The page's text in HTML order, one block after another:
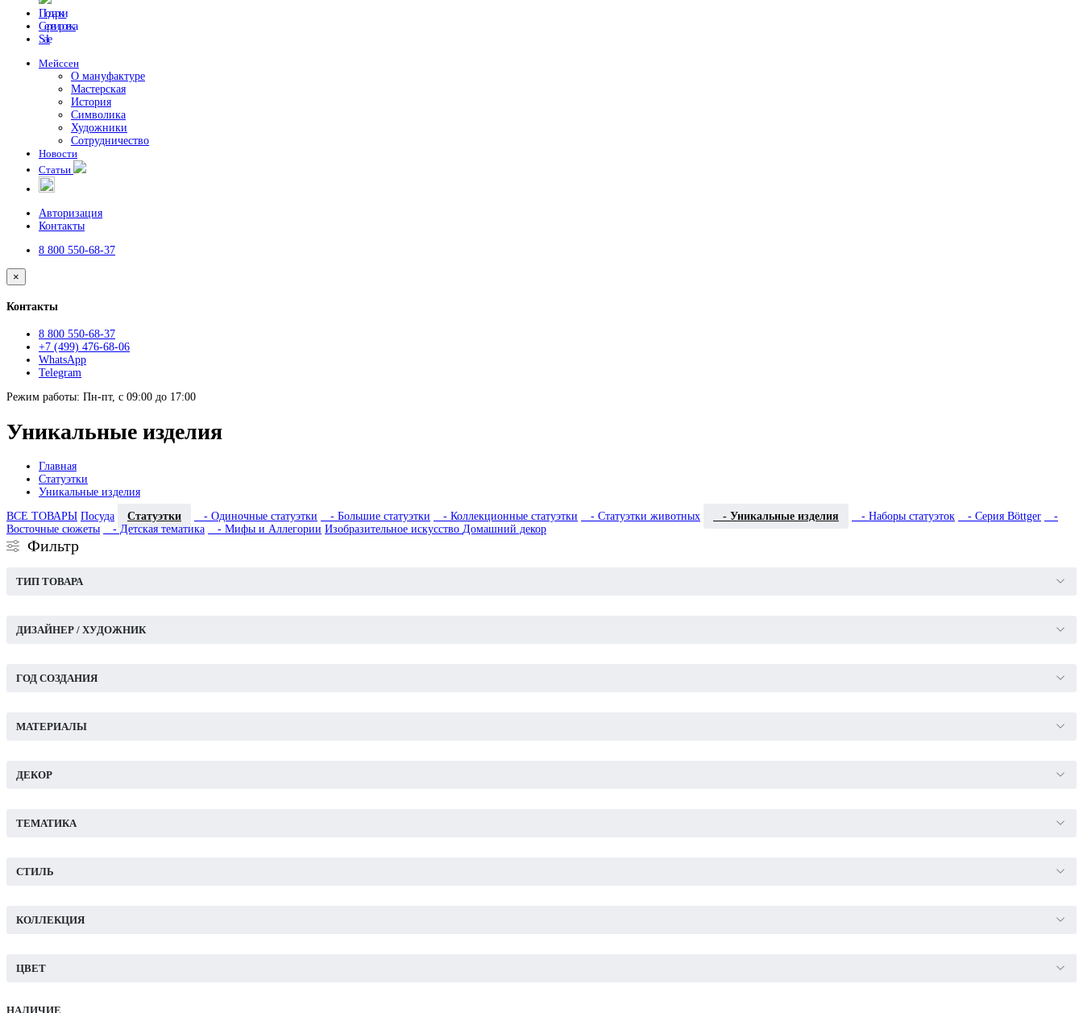
Подарки
Сервировка
Sale
Мейссен
О мануфактуре
Мастерская
История
Символика
Художники
Сотрудничество
Новости
Статьи
Авторизация
Контакты
8 800 550-68-37
×
Контакты
8 800 550-68-37
+7 (499) 476-68-06
WhatsApp
Telegram
Режим работы: Пн-пт, с 09:00 до 17:00
Уникальные изделия
Главная
Статуэтки
Уникальные изделия
ВСЕ ТОВАРЫ Посуда Статуэтки - Одиночные статуэтки - Большие статуэтки - Коллекционные статуэтки - Статуэтки животных - Уникальные изделия - Наборы статуэток - Серия Böttger
-
Восточные сюжеты
- Детская тематика - Мифы и Аллегории Изобразительное искусство Домашний декор
Фильтр
ТИП ТОВАРА
ДИЗАЙНЕР / ХУДОЖНИК
ГОД СОЗДАНИЯ
МАТЕРИАЛЫ
ДЕКОР
ТЕМАТИКА
СТИЛЬ
КОЛЛЕКЦИЯ
ЦВЕТ
НАЛИЧИЕ